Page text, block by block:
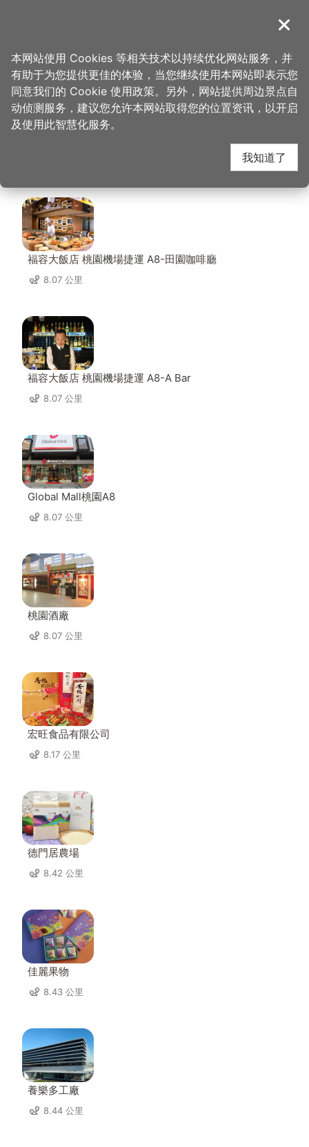
導覽
首页 > 想去的地方 > 美食、购物 > 日和. まいにち
日和. まいにち 周边店
家
福容大飯店 桃園機場捷運 A8-田園咖啡廳
8.07 公里
福容大飯店 桃園機場捷運 A8-A Bar
8.07 公里
Global Mall桃園A8
8.07 公里
桃園酒廠
8.07 公里
宏旺食品有限公司
8.17 公里
德門居農場
8.42 公里
佳麗果物
8.43 公里
養樂多工廠
8.44 公里
关闭
本网站使用 Cookies 等相关技术以持续优化网站服务，并
有助于为您提供更佳的体验，当您继续使用本网站即表示您
同意我们的 Cookie 使用政策。另外，网站提供周边景点自
动侦测服务，建议您允许本网站取得您的位置资讯，以开启
及使用此智慧化服务。
我知道了